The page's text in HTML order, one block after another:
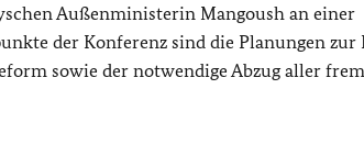
Außenministerin Mangoush an einer
der Konferenz sind die Planungen
sowie der notwendige Abzug aller